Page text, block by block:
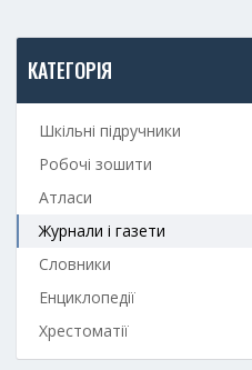
КАТЕГОРІЯ
Шкільні підручники
Робочі зошити
Атласи
Журнали і газети
Словники
Енциклопедії
Хрестоматії